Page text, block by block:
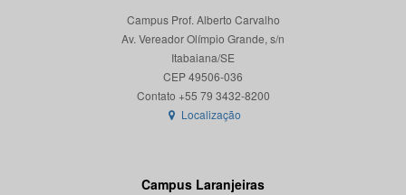
Campus Prof. Alberto Carvalho
Av. Vereador Olímpio Grande, s/n
Itabaiana/SE
CEP 49506-036
Localização
Campus Laranjeiras